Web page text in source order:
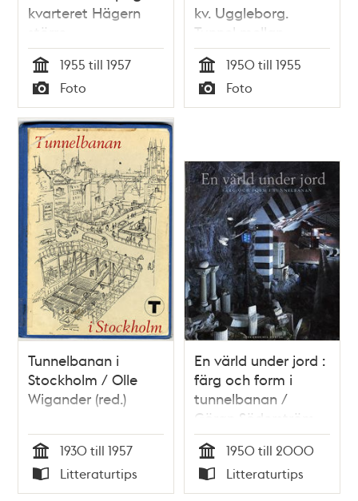
kvarteret Hägern
större
Tid
1955 till 1957
Typ
Foto
kv. Uggleborg.
Tunnel mellan
stationerna T-
centralen och
Hötorget
Tid
1950 till 1955
Typ
Foto
Tunnelbanan i
Stockholm / Olle
Wigander (red.)
Tid
1930 till 1957
Typ
Litteraturtips
En värld under jord :
färg och form i
tunnelbanan /
Göran Söderström
(red.)
Tid
1950 till 2000
Typ
Litteraturtips